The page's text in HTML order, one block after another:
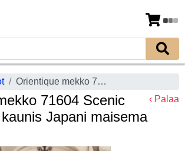
Orientique mekko 71604 Scenic Shift Digital kaunis Japani maisema kuosi
71604 Scenic
Japani maisema
‹ Palaa